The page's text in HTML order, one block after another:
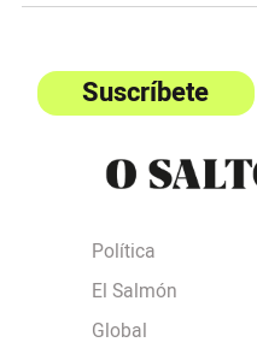
Suscríbete
Política
El Salmón
Global